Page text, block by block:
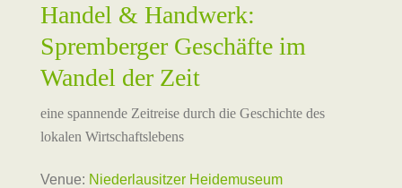
Handel & Handwerk:
Spremberger Geschäfte im
Wandel der Zeit
eine spannende Zeitreise durch die Geschichte des
lokalen Wirtschaftslebens
Venue: Niederlausitzer Heidemuseum